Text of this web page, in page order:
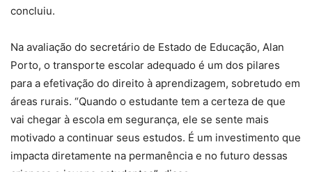
concluiu.
Na avaliação do secretário de Estado de Educação, Alan
Porto, o transporte escolar adequado é um dos pilares
para a efetivação do direito à aprendizagem, sobretudo em
áreas rurais. “Quando o estudante tem a certeza de que
vai chegar à escola em segurança, ele se sente mais
motivado a continuar seus estudos. É um investimento que
impacta diretamente na permanência e no futuro dessas